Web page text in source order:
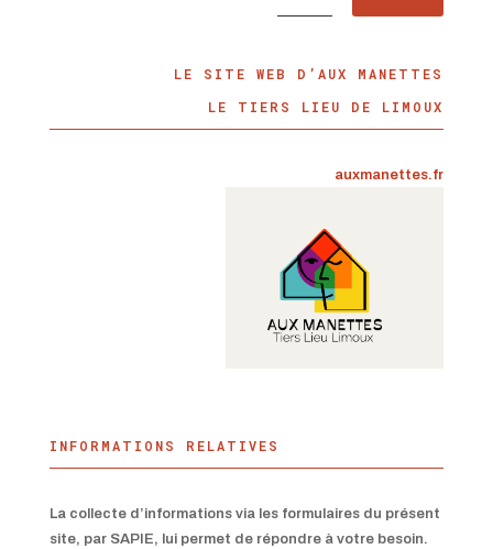
LE SITE WEB D’AUX MANETTES
LE TIERS LIEU DE LIMOUX
auxmanettes.fr
INFORMATIONS RELATIVES
La collecte d’informations via les formulaires du présent
site, par SAPIE, lui permet de répondre à votre besoin.